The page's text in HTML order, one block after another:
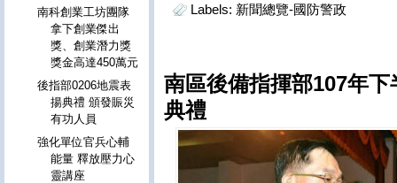
Labels: 新聞總覽-國防警政
南區後備指揮部107年
典禮
南科創業工坊團隊
拿下創業傑出
獎、創業潛力獎
獎金高達450萬元
後指部0206地震表
揚典禮 頒發賑災
有功人員
強化單位官兵心輔
能量 釋放壓力心
靈講座